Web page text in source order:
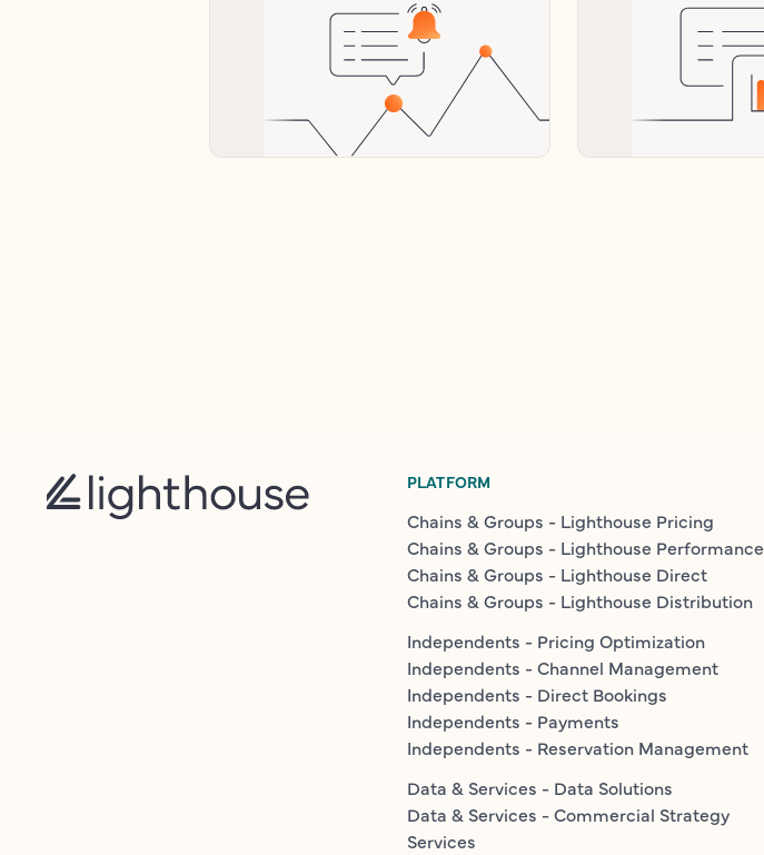
PLATFORM
Chains & Groups - Lighthouse Pricing
Chains & Groups - Lighthouse Performance
Chains & Groups - Lighthouse Direct
Chains & Groups - Lighthouse Distribution
Independents - Pricing Optimization
Independents - Channel Management
Independents - Direct Bookings
Independents - Payments
Independents - Reservation Management
Data & Services - Data Solutions
Data & Services - Commercial Strategy
Services